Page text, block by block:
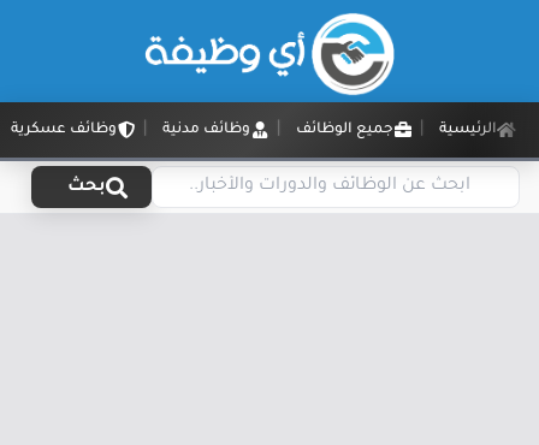
الرئيسية جميع الوظائف وظائف مدنية وظائف عسكرية
بحث